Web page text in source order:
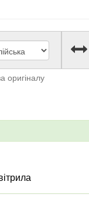
оригіналу